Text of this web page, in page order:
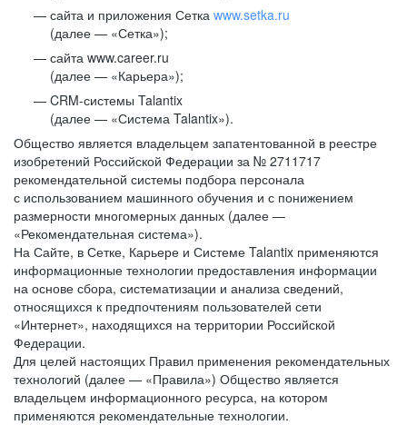
сайта и приложения Сетка www.setka.ru
(далее — «Сетка»);
сайта www.career.ru
(далее — «Карьера»);
CRM-системы Talantix
(далее — «Система Talantix»).
Общество является владельцем запатентованной в реестре
изобретений Российской Федерации за № 2711717
рекомендательной системы подбора персонала
с использованием машинного обучения и с понижением
размерности многомерных данных (далее —
«Рекомендательная система»).
На Сайте, в Сетке, Карьере и Системе Talantix применяются
информационные технологии предоставления информации
на основе сбора, систематизации и анализа сведений,
относящихся к предпочтениям пользователей сети
«Интернет», находящихся на территории Российской
Федерации.
Для целей настоящих Правил применения рекомендательных
технологий (далее — «Правила») Общество является
владельцем информационного ресурса, на котором
применяются рекомендательные технологии.